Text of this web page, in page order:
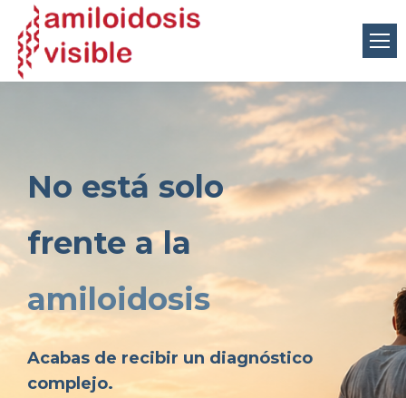
No está solo
frente a la
amiloidosis
Acabas de recibir un diagnóstico
complejo.